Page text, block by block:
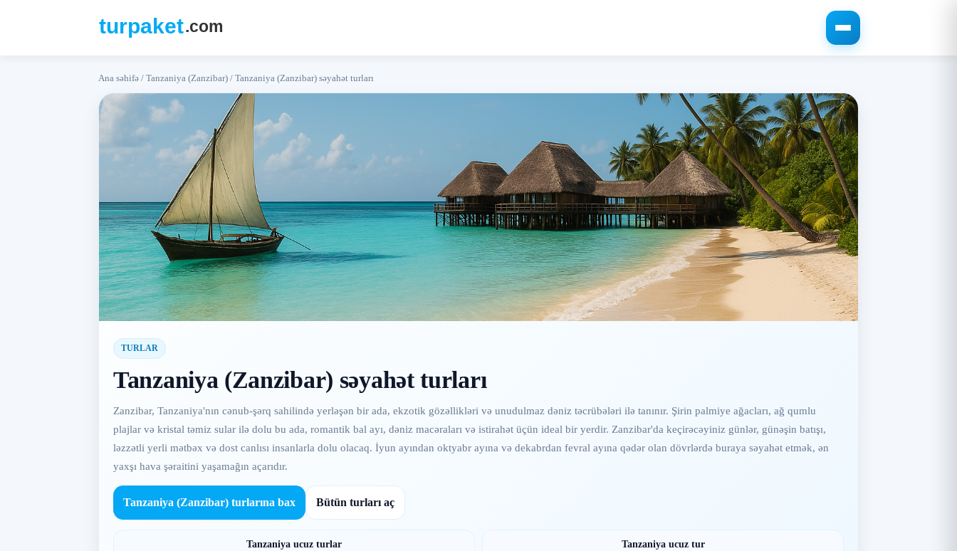
Ana səhifə / Tanzaniya (Zanzibar) / Tanzaniya (Zanzibar) səyahət turları
TURLAR
Tanzaniya (Zanzibar) səyahət turları
Zanzibar, Tanzaniya'nın cənub-şərq sahilində yerləşən bir ada, ekzotik gözəllikləri və unudulmaz dəniz təcrübələri ilə tanınır. Şirin palmiye ağacları, ağ qumlu
plajlar və kristal təmiz sular ilə dolu bu ada, romantik bal ayı, dəniz macəraları və istirahət üçün ideal bir yerdir. Zanzibar'da keçirəcəyiniz günlər, günəşin batışı,
ləzzətli yerli mətbəx və dost canlısı insanlarla dolu olacaq. İyun ayından oktyabr ayına və dekabrdan fevral ayına qədər olan dövrlərdə buraya səyahət etmək, ən
yaxşı hava şəraitini yaşamağın açarıdır.
Tanzaniya (Zanzibar) turlarına bax Bütün turları aç
Tanzaniya ucuz turlar Tanzaniya ucuz tur